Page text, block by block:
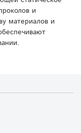
и
материалов и